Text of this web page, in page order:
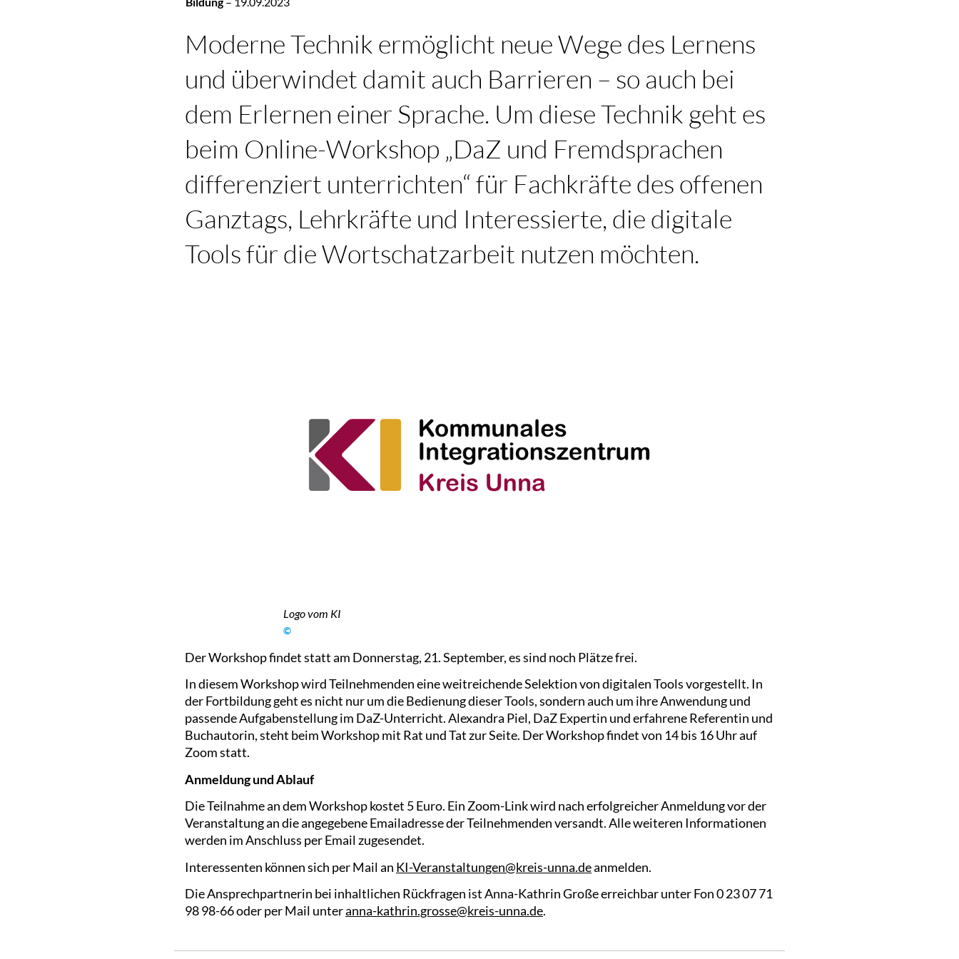
Moderne Technik ermöglicht neue Wege des Lernens
und überwindet damit auch Barrieren – so auch bei
dem Erlernen einer Sprache. Um diese Technik geht es
beim Online-Workshop „DaZ und Fremdsprachen
differenziert unterrichten“ für Fachkräfte des offenen
Ganztags, Lehrkräfte und Interessierte, die digitale
Tools für die Wortschatzarbeit nutzen möchten.
Logo vom KI
©
Der Workshop findet statt am Donnerstag, 21. September, es sind noch Plätze frei.
In diesem Workshop wird Teilnehmenden eine weitreichende Selektion von digitalen Tools vorgestellt. In
der Fortbildung geht es nicht nur um die Bedienung dieser Tools, sondern auch um ihre Anwendung und
passende Aufgabenstellung im DaZ-Unterricht. Alexandra Piel, DaZ Expertin und erfahrene Referentin und
Buchautorin, steht beim Workshop mit Rat und Tat zur Seite. Der Workshop findet von 14 bis 16 Uhr auf
Zoom statt.
Anmeldung und Ablauf
Die Teilnahme an dem Workshop kostet 5 Euro. Ein Zoom-Link wird nach erfolgreicher Anmeldung vor der
Veranstaltung an die angegebene Emailadresse der Teilnehmenden versandt. Alle weiteren Informationen
werden im Anschluss per Email zugesendet.
Interessenten können sich per Mail an KI-Veranstaltungen@kreis-unna.deanmelden.
Die Ansprechpartnerin bei inhaltlichen Rückfragen ist Anna-Kathrin Große erreichbar unter Fon 0 23 07 71
98 98-66 oder per Mail unteranna-kathrin.grosse@kreis-unna.de.